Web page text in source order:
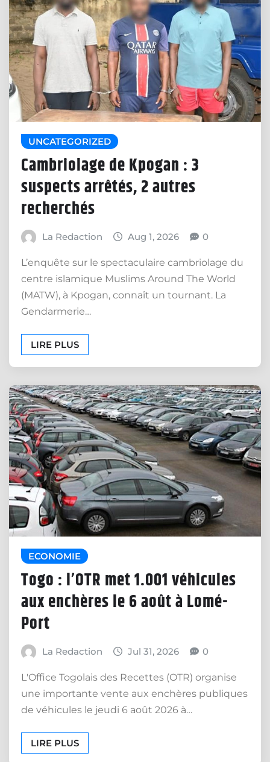
UNCATEGORIZED
Cambriolage de Kpogan : 3
suspects arrêtés, 2 autres
recherchés
La Redaction Aug 1, 2026 0
L’enquête sur le spectaculaire cambriolage du
centre islamique Muslims Around The World
(MATW), à Kpogan, connaît un tournant. La
Gendarmerie…
LIRE PLUS
ECONOMIE
Togo : l’OTR met 1.001 véhicules
aux enchères le 6 août à Lomé-
Port
La Redaction Jul 31, 2026 0
L'Office Togolais des Recettes (OTR) organise
une importante vente aux enchères publiques
de véhicules le jeudi 6 août 2026 à…
LIRE PLUS